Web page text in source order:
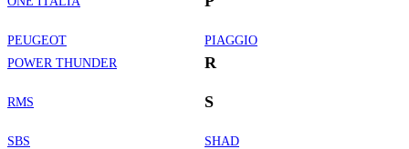
PEUGEOT
PIAGGIO
POWER THUNDER
R
RMS S
SBS
SHAD